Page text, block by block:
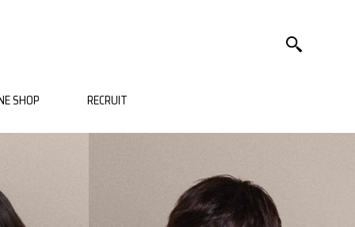
SHOP RECRUIT